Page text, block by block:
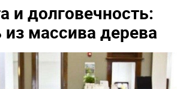
и долговечность:
массива дерева